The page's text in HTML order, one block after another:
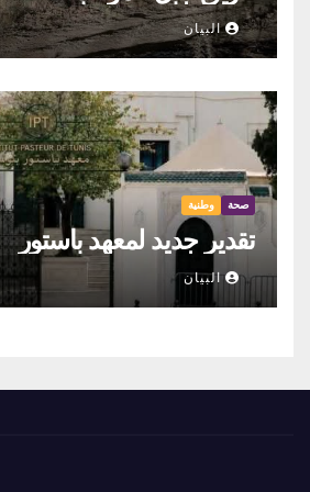
البيان
صحة وطنية
تقدير جديد لمعهد باستور
البيان